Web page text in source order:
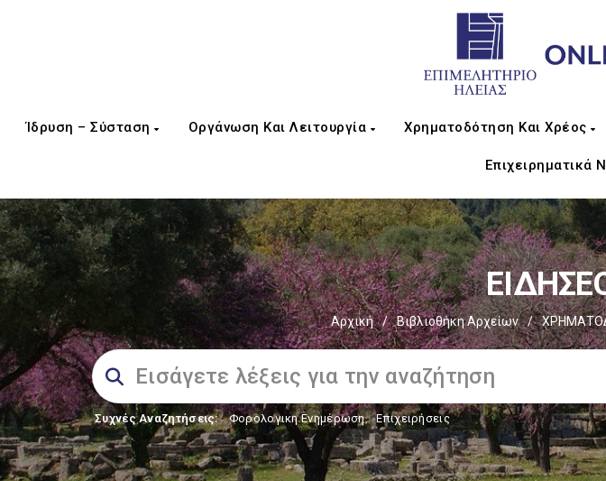
Ίδρυση – Σύσταση Οργάνωση Και Λειτουργία Χρηματοδότηση Και Χρέος
Επιχειρηματικά
Αρχική / Βιβλιοθήκη Αρχείων /
Συχνές Αναζητήσεις: Φορολογικη Ενημέρωση, Επιχειρήσεις